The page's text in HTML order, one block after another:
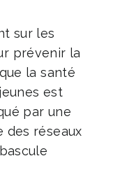
sur les
prévenir la
la santé
est
par une
des réseaux